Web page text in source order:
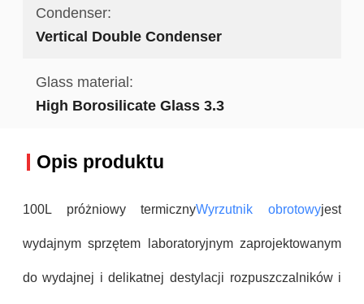
Condenser:
Vertical Double Condenser
Glass material:
High Borosilicate Glass 3.3
Opis produktu
100L próżniowy termicznyWyrzutnik obrotowyjest
wydajnym sprzętem laboratoryjnym zaprojektowanym
do wydajnej i delikatnej destylacji rozpuszczalników i